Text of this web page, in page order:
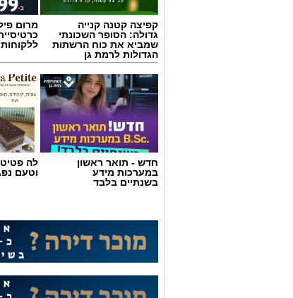
שירים שהפכו את הפוליטיקה
ממערכת הבחירות ועד יוקר
החלום לברוח ללונדון –
כבר ידעו להגיד את מה
קפיצה קטנה קנייה
גדולה: הסופר השכונתי
שמביא את כוח הרשתות
הגדולות לרמת גן
מרום
חדש - תואר ראשון
במערכות מידע
בשנתיים בלבד
לה
וטעם